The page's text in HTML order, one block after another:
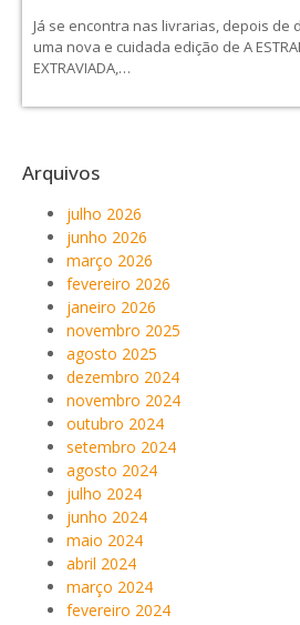
Já se encontra nas livrarias, depois de
uma nova e cuidada edição de A
EXTRAVIADA,…
Arquivos
julho 2026
junho 2026
março 2026
fevereiro 2026
janeiro 2026
novembro 2025
agosto 2025
dezembro 2024
novembro 2024
outubro 2024
setembro 2024
agosto 2024
julho 2024
junho 2024
maio 2024
abril 2024
março 2024
fevereiro 2024